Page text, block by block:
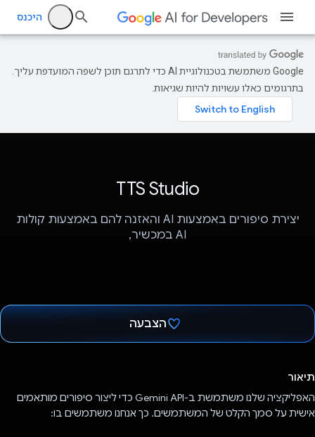
היכנס
‫Google משתמשת בטכנולוגיית AI כדי לתרגם תוכן לשפה המועדפת עליך.
בתרגומים כאלו עשויות להיות שגיאות.
TTS Studio
יצירת סיפורים באמצעות AI והאזנה להם באמצעות קולות
AI במכשיר,
הצבעה
תיאור
האפליקציה שלנו משתמשת ב-Gemini API כדי ליצור סיפורים מותאמים
אישית על סמך הקלט של המשתמשים. כך אנחנו משתמשים בו: